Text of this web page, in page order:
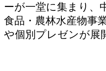
ーが一堂に集まり、
食品・農林水産物事
や個別プレゼンが展